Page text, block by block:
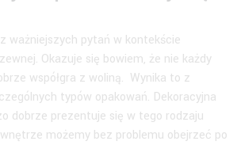
ważniejszych pytań w kontekście
Okazuje się bowiem, że nie każdy
współgra z woliną. Wynika to z
typów opakowań. Dekoracyjna
dobrze prezentuje się w tego rodzaju
możemy bez problemu obejrzeć po